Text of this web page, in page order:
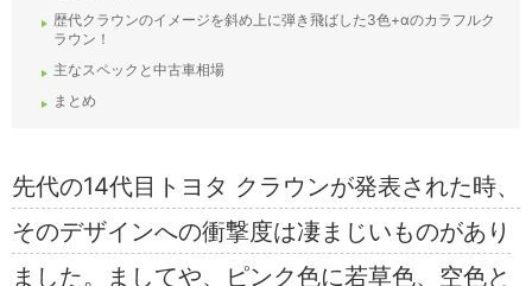
歴代クラウンのイメージを斜め上に弾き飛ばした3色+αのカラフルク
ラウン！
主なスペックと中古車相場
まとめ
先代の14代目トヨタ クラウンが発表された時、
そのデザインへの衝撃度は凄まじいものがあり
ました。ましてや、ピンク色に若草色、空色と